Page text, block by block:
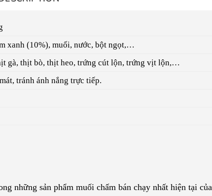
xanh (10%), muối, nước, bột ngọt,…
gà, thịt bò, thịt heo, trứng cút lộn, trứng vịt lộn,…
tránh ánh nắng trực tiếp.
những sản phẩm muối chấm bán chạy nhất hiện tại của